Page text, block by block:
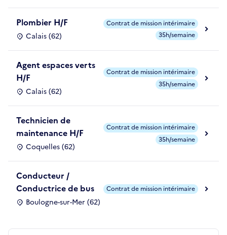
Plombier H/F
Calais (62)
Contrat de mission intérimaire
35h/semaine
Agent espaces verts
H/F
Calais (62)
Contrat de mission intérimaire
35h/semaine
Technicien de
maintenance H/F
Coquelles (62)
Contrat de mission intérimaire
35h/semaine
Conducteur /
Conductrice de bus
Boulogne-sur-Mer (62)
Contrat de mission intérimaire